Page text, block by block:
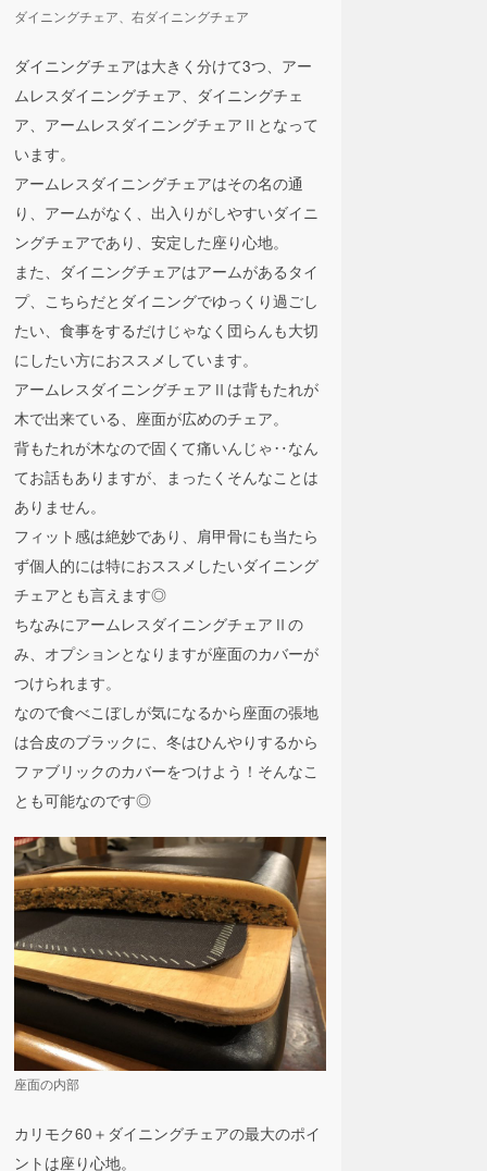
ダイニングチェア、右ダイニングチェア
ダイニングチェアは大きく分けて3つ、アー
ムレスダイニングチェア、ダイニングチェ
ア、アームレスダイニングチェアⅡとなって
います。
アームレスダイニングチェアはその名の通
り、アームがなく、出入りがしやすいダイニ
ングチェアであり、安定した座り心地。
また、ダイニングチェアはアームがあるタイ
プ、こちらだとダイニングでゆっくり過ごし
たい、食事をするだけじゃなく団らんも大切
にしたい方におススメしています。
アームレスダイニングチェアⅡは背もたれが
木で出来ている、座面が広めのチェア。
背もたれが木なので固くて痛いんじゃ‥なん
てお話もありますが、まったくそんなことは
ありません。
フィット感は絶妙であり、肩甲骨にも当たら
ず個人的には特におススメしたいダイニング
チェアとも言えます◎
ちなみにアームレスダイニングチェアⅡの
み、オプションとなりますが座面のカバーが
つけられます。
なので食べこぼしが気になるから座面の張地
は合皮のブラックに、冬はひんやりするから
ファブリックのカバーをつけよう！そんなこ
とも可能なのです◎
座面の内部
カリモク60＋ダイニングチェアの最大のポイ
ントは座り心地。